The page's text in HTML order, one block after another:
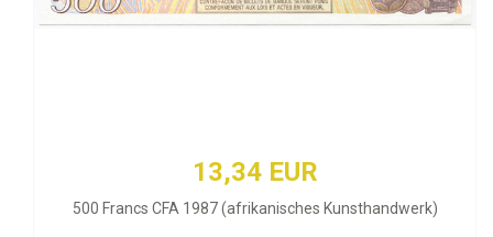
13,34 EUR
500 Francs CFA 1987 (afrikanisches Kunsthandwerk)